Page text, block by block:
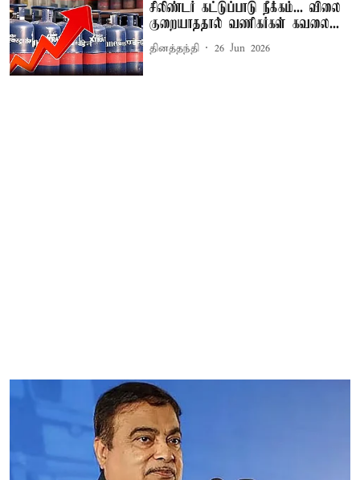
சிலிண்டர் கட்டுப்பாடு நீக்கம்... விலை
குறையாததால் வணிகர்கள் கவலை...
தினத்தந்தி 26 Jun 2026